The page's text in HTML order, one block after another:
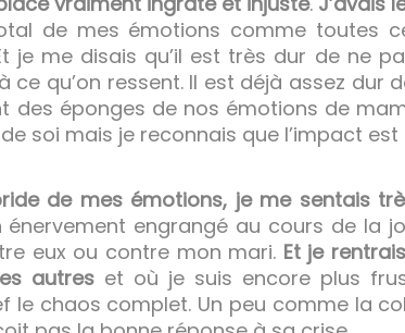
de mes émotions comme toutes
je me disais qu’il est très dur de ne
ce qu’on ressent. Il est déjà assez dur
des éponges de nos émotions de
soi mais je reconnais que l’impact est
de mes émotions, je me sentais
engrangé au cours de la
eux ou contre mon mari. Et je
autres et où je suis encore plus
le chaos complet. Un peu comme la